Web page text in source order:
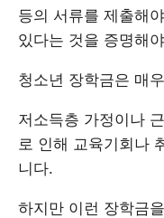
등의 서류를 제출해
있다는 것을 증명해
청소년 장학금은 매
저소득층 가정이나
로 인해 교육기회나
니다.
하지만 이런 장학금